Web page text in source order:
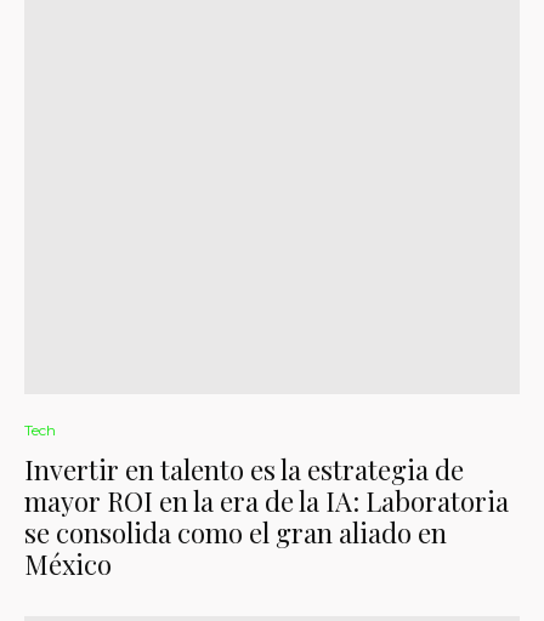
Tech
Invertir en talento es la estrategia de
mayor ROI en la era de la IA: Laboratoria
se consolida como el gran aliado en
México